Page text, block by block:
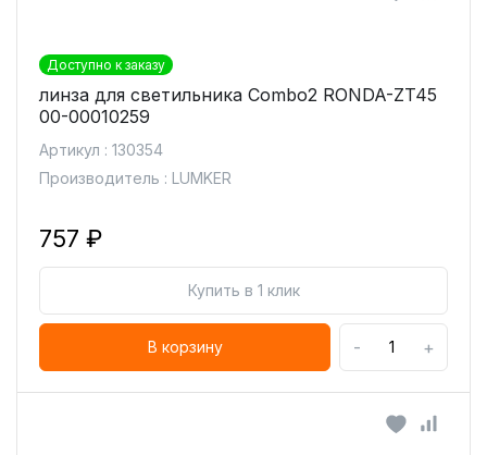
Доступно к заказу
линза для светильника Combo2 RONDA-ZT45
00-00010259
Артикул : 130354
Производитель : LUMKER
757 ₽
Купить в 1 клик
В корзину - +